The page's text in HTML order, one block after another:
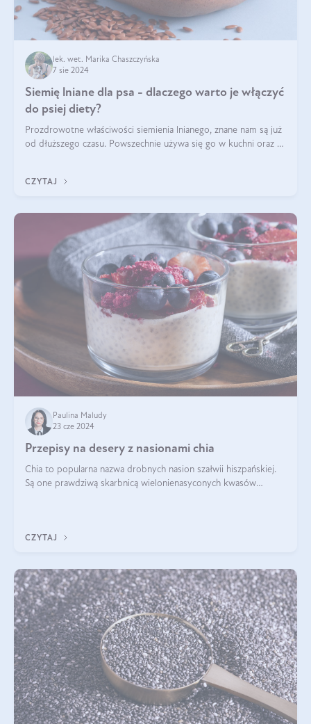
lek. wet. Marika Chaszczyńska
7 sie 2024
Siemię lniane dla psa - dlaczego warto je włączyć
do psiej diety?
Prozdrowotne właściwości siemienia lnianego, znane nam są już
od dłuższego czasu. Powszechnie używa się go w kuchni oraz w
CZYTAJ
Paulina Maludy
23 cze 2024
Przepisy na desery z nasionami chia
Chia to popularna nazwa drobnych nasion szałwii hiszpańskiej.
Są one prawdziwą skarbnicą wielonienasyconych kwasów
CZYTAJ